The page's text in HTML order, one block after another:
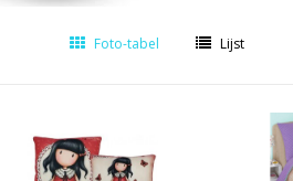
Foto-tabel Lijst